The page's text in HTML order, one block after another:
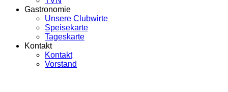
Gastronomie
Unsere Clubwirte
Speisekarte
Tageskarte
Kontakt
Kontakt
Vorstand